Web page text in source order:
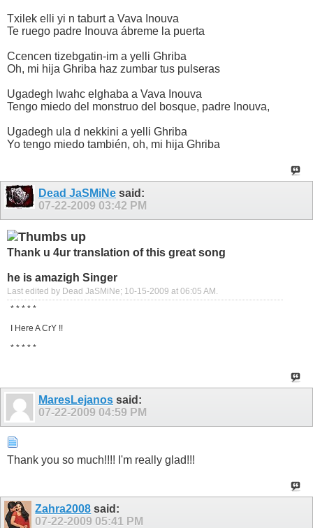
Txilek elli yi n taburt a Vava Inouva
Te ruego padre Inouva ábreme la puerta
Ccencen tizebgatin-im a yelli Ghriba
Oh, mi hija Ghriba haz zumbar tus pulseras
Ugadegh lwahc elghaba a Vava Inouva
Tengo miedo del monstruo del bosque, padre Inouva,
Ugadegh ula d nekkini a yelli Ghriba
Yo tengo miedo también, oh, mi hija Ghriba
Dead JaSMiNe said:
07-22-2009 03:42 PM
Thank u 4ur translation of this great song
he is amazigh Singer
Last edited by Dead JaSMiNe; 10-15-2009 at 06:05 AM .
* * * * *
I Here A CrY !!
* * * * *
MaresLejanos said:
07-22-2009 04:59 PM
Thank you so much!!!! I'm really glad!!!
Zahra2008 said:
07-22-2009 05:41 PM